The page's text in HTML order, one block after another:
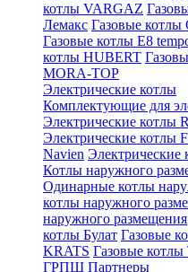
котлы VARGAZ
Лемакс Газовые котлы
Газовые котлы E8
котлы HUBERT
MORA-TOP
Электрические котлы
Комплектующие для
Электрические котлы
Электрические котлы
Navien Электрические
Котлы наружного
Одинарные котлы
котлы наружного
наружного размещения
котлы Булат Газовые
KRATS Газовые
ГРПШ Партнеры